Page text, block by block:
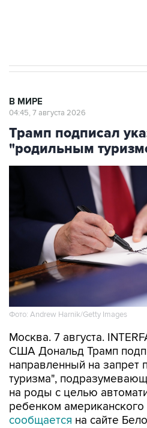
В МИРЕ
04:45, 7 августа 2026
Трамп подписал
"родильным
Фото: Andrew Harnik/Getty Images
Москва. 7 августа.
США Дональд Трамп
направленный на запрет
туризма",
на роды с целью
ребенком американского
сообщается на сайте